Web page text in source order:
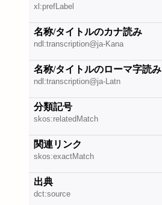
xl:prefLabel
名称/タイトルのカナ読み
ndl:transcription@ja-Kana
名称/タイトルのローマ字読み
ndl:transcription@ja-Latn
分類記号
skos:relatedMatch
関連リンク
skos:exactMatch
出典
dct:source